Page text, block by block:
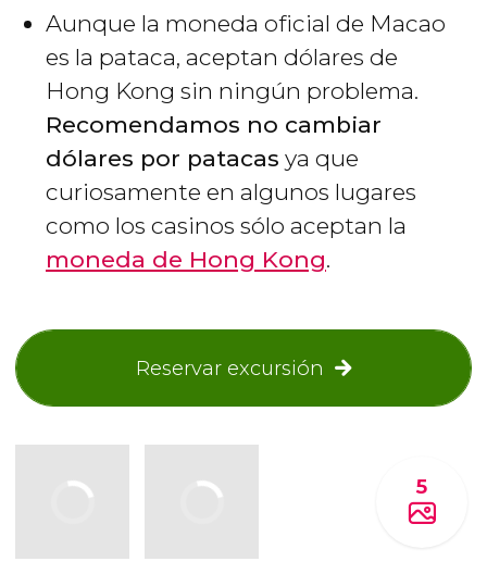
Aunque la moneda oficial de Macao
es la pataca, aceptan dólares de
Hong Kong sin ningún problema.
Recomendamos no cambiar
dólares por patacas ya que
curiosamente en algunos lugares
como los casinos sólo aceptan la
moneda de Hong Kong.
Reservar excursión
5